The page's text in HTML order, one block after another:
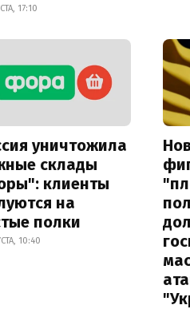
17:10
уничтожила
склады
клиенты
на
полки
10:40